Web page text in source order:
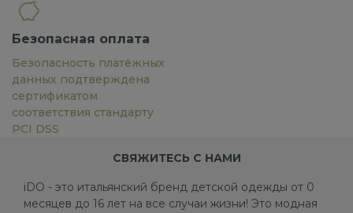
Безопасная оплата
Безопасность платёжных
данных подтверждена
сертификатом
соответствия стандарту
PCI DSS
СВЯЖИТЕСЬ С НАМИ
iDO - это итальянский бренд детской одежды от 0
месяцев до 16 лет на все случаи жизни! Это модная